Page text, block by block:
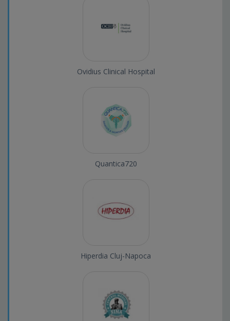
Ovidius Clinical Hospital
Quantica720
Hiperdia Cluj-Napoca